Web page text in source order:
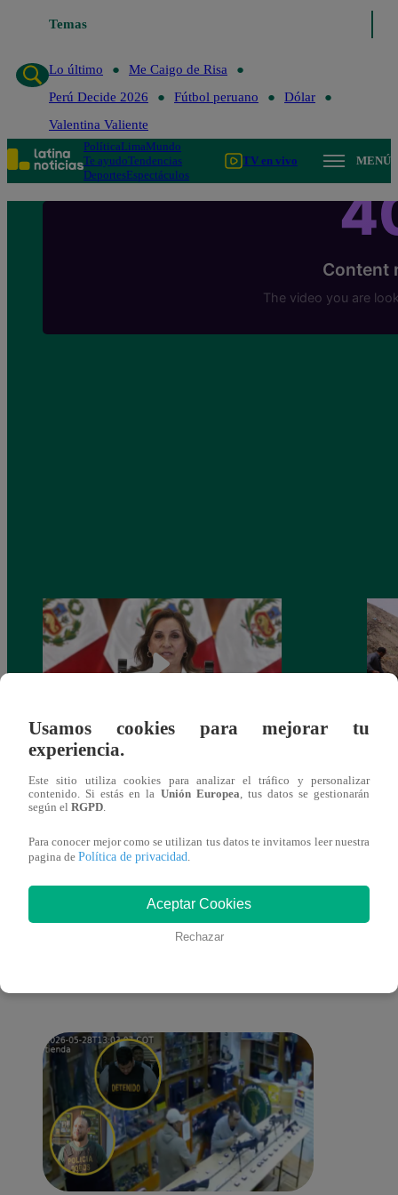
Temas
Lo último
Me Caigo de Risa
Perú Decide 2026
Fútbol peruano
Dólar
Valentina Valiente
PolíticaLimaMundo
Te ayudoTendencias
DeportesEspectáculos
TV en vivo MENÚ
salario presidencial se aplique desde 2026
También te puede
Usamos cookies para mejorar tu
experiencia.
Este sitio utiliza cookies para analizar el tráfico y personalizar
contenido. Si estás en la Unión Europea , tus datos se gestionarán
según el RGPD
Para conocer mejor como se utilizan tus datos te invitamos leer nuestra
pagina de Política de privacidad
Aceptar Cookies
Rechazar